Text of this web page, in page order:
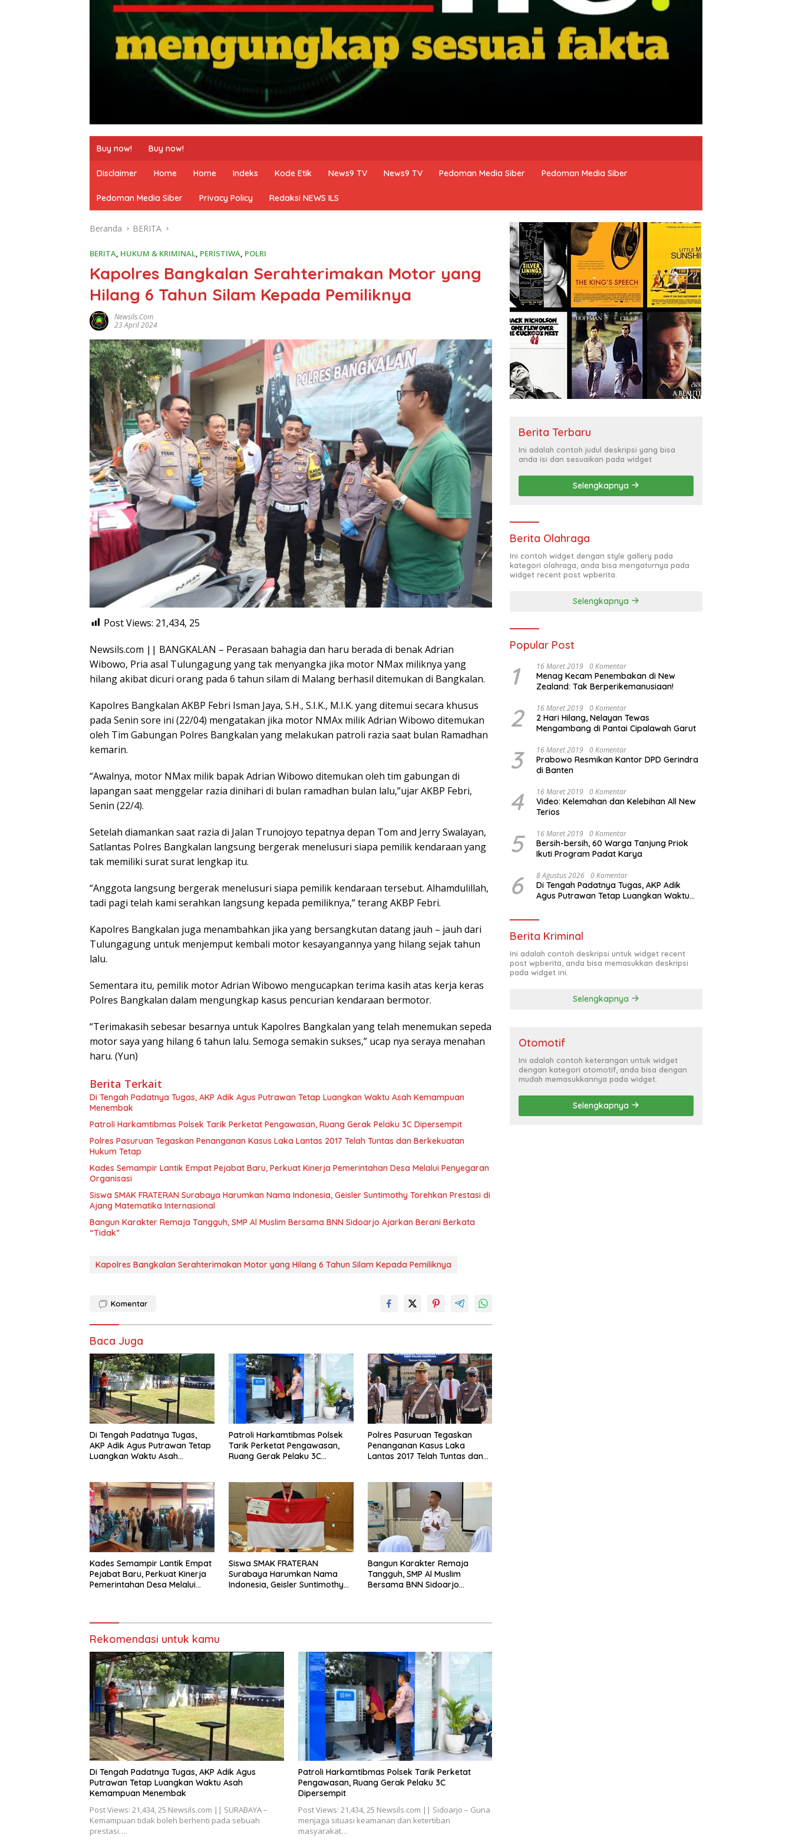
Buy now! Buy now!
Disclaimer Home Home Indeks Kode Etik News9 TV News9 TV Pedoman Media Siber Pedoman Media Siber
Pedoman Media Siber Privacy Policy Redaksi NEWS ILS
Beranda BERITA
BERITA HUKUM & KRIMINAL PERISTIWA POLRI
Kapolres Bangkalan Serahterimakan Motor yang
Hilang 6 Tahun Silam Kepada Pemiliknya
Newsils.com
23 April 2024
Post Views: 21,434, 25
Newsils.com || BANGKALAN – Perasaan bahagia dan haru berada di benak Adrian
Wibowo, Pria asal Tulungagung yang tak menyangka jika motor NMax miliknya yang
hilang akibat dicuri orang pada 6 tahun silam di Malang berhasil ditemukan di Bangkalan.
Kapolres Bangkalan AKBP Febri Isman Jaya, S.H., S.I.K., M.I.K. yang ditemui secara khusus
pada Senin sore ini (22/04) mengatakan jika motor NMAx milik Adrian Wibowo ditemukan
oleh Tim Gabungan Polres Bangkalan yang melakukan patroli razia saat bulan Ramadhan
kemarin.
“Awalnya, motor NMax milik bapak Adrian Wibowo ditemukan oleh tim gabungan di
lapangan saat menggelar razia dinihari di bulan ramadhan bulan lalu,”ujar AKBP Febri,
Senin (22/4).
Setelah diamankan saat razia di Jalan Trunojoyo tepatnya depan Tom and Jerry Swalayan,
Satlantas Polres Bangkalan langsung bergerak menelusuri siapa pemilik kendaraan yang
tak memiliki surat surat lengkap itu.
“Anggota langsung bergerak menelusuri siapa pemilik kendaraan tersebut. Alhamdulillah,
tadi pagi telah kami serahkan langsung kepada pemiliknya,” terang AKBP Febri.
Kapolres Bangkalan juga menambahkan jika yang bersangkutan datang jauh – jauh dari
Tulungagung untuk menjemput kembali motor kesayangannya yang hilang sejak tahun
lalu.
Sementara itu, pemilik motor Adrian Wibowo mengucapkan terima kasih atas kerja keras
Polres Bangkalan dalam mengungkap kasus pencurian kendaraan bermotor.
“Terimakasih sebesar besarnya untuk Kapolres Bangkalan yang telah menemukan sepeda
motor saya yang hilang 6 tahun lalu. Semoga semakin sukses,” ucap nya seraya menahan
haru. (Yun)
Berita Terkait
Di Tengah Padatnya Tugas, AKP Adik Agus Putrawan Tetap Luangkan Waktu Asah Kemampuan
Menembak
Patroli Harkamtibmas Polsek Tarik Perketat Pengawasan, Ruang Gerak Pelaku 3C Dipersempit
Polres Pasuruan Tegaskan Penanganan Kasus Laka Lantas 2017 Telah Tuntas dan Berkekuatan
Hukum Tetap
Kades Semampir Lantik Empat Pejabat Baru, Perkuat Kinerja Pemerintahan Desa Melalui Penyegaran
Organisasi
Siswa SMAK FRATERAN Surabaya Harumkan Nama Indonesia, Geisler Suntimothy Torehkan Prestasi di
Ajang Matematika Internasional
Bangun Karakter Remaja Tangguh, SMP Al Muslim Bersama BNN Sidoarjo Ajarkan Berani Berkata
“Tidak”
Kapolres Bangkalan Serahterimakan Motor yang Hilang 6 Tahun Silam Kepada Pemiliknya
Komentar
Baca Juga
Di Tengah Padatnya Tugas,
AKP Adik Agus Putrawan Tetap
Luangkan Waktu Asah
Patroli Harkamtibmas Polsek
Tarik Perketat Pengawasan,
Ruang Gerak Pelaku 3C
Polres Pasuruan Tegaskan
Penanganan Kasus Laka
Lantas 2017 Telah Tuntas dan
Kades Semampir Lantik Empat
Pejabat Baru, Perkuat Kinerja
Pemerintahan Desa Melalui
Siswa SMAK FRATERAN
Surabaya Harumkan Nama
Indonesia, Geisler Suntimothy
Bangun Karakter Remaja
Tangguh, SMP Al Muslim
Bersama BNN Sidoarjo
Rekomendasi untuk kamu
Di Tengah Padatnya Tugas, AKP Adik Agus
Putrawan Tetap Luangkan Waktu Asah
Kemampuan Menembak
Post Views: 21,434, 25 Newsils.com || SURABAYA –
Kemampuan tidak boleh berhenti pada sebuah
prestasi….
Patroli Harkamtibmas Polsek Tarik Perketat
Pengawasan, Ruang Gerak Pelaku 3C
Dipersempit
Post Views: 21,434, 25 Newsils.com || Sidoarjo – Guna
menjaga situasi keamanan dan ketertiban
masyarakat…
Berita Terbaru
Ini adalah contoh judul deskripsi yang bisa
anda isi dan sesuaikan pada widget
Selengkapnya
Berita Olahraga
Ini contoh widget dengan style gallery pada
kategori olahraga, anda bisa mengaturnya pada
widget recent post wpberita.
Selengkapnya
Popular Post
1 16 Maret 2019 0 Komentar
Menag Kecam Penembakan di New
Zealand: Tak Berperikemanusiaan!
2 16 Maret 2019 0 Komentar
2 Hari Hilang, Nelayan Tewas
Mengambang di Pantai Cipalawah Garut
3 16 Maret 2019 0 Komentar
Prabowo Resmikan Kantor DPD Gerindra
di Banten
4 16 Maret 2019 0 Komentar
Video: Kelemahan dan Kelebihan All New
Terios
5 16 Maret 2019 0 Komentar
Bersih-bersih, 60 Warga Tanjung Priok
Ikuti Program Padat Karya
6 8 Agustus 2026 0 Komentar
Di Tengah Padatnya Tugas, AKP Adik
Agus Putrawan Tetap Luangkan Waktu
Berita Kriminal
Ini adalah contoh deskripsi untuk widget recent
post wpberita, anda bisa memasukkan deskripsi
pada widget ini.
Selengkapnya
Otomotif
Ini adalah contoh keterangan untuk widget
dengan kategori otomotif, anda bisa dengan
mudah memasukkannya pada widget.
Selengkapnya